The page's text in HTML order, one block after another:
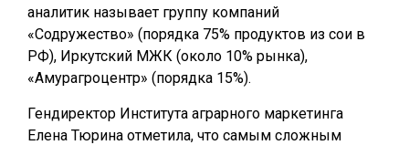
аналитик называет группу компаний
«Содружество» (порядка 75% продуктов из сои в
РФ), Иркутский МЖК (около 10% рынка),
«Амурагроцентр» (порядка 15%).
Гендиректор Института аграрного маркетинга
Елена Тюрина отметила, что самым сложным